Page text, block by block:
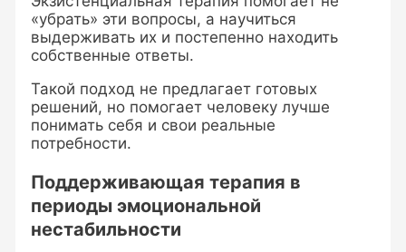
«убрать» эти вопросы, а научиться
выдерживать их и постепенно находить
собственные ответы.
Такой подход не предлагает готовых
решений, но помогает человеку лучше
понимать себя и свои реальные
потребности.
Поддерживающая терапия в
периоды эмоциональной
нестабильности